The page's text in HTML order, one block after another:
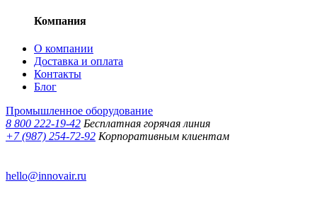
Компания
О компании
Доставка и оплата
Контакты
Блог
Промышленное оборудование
8 800 222-19-42 Бесплатная горячая линия
+7 (987) 254-72-92 Корпоративным клиентам
hello@innovair.ru